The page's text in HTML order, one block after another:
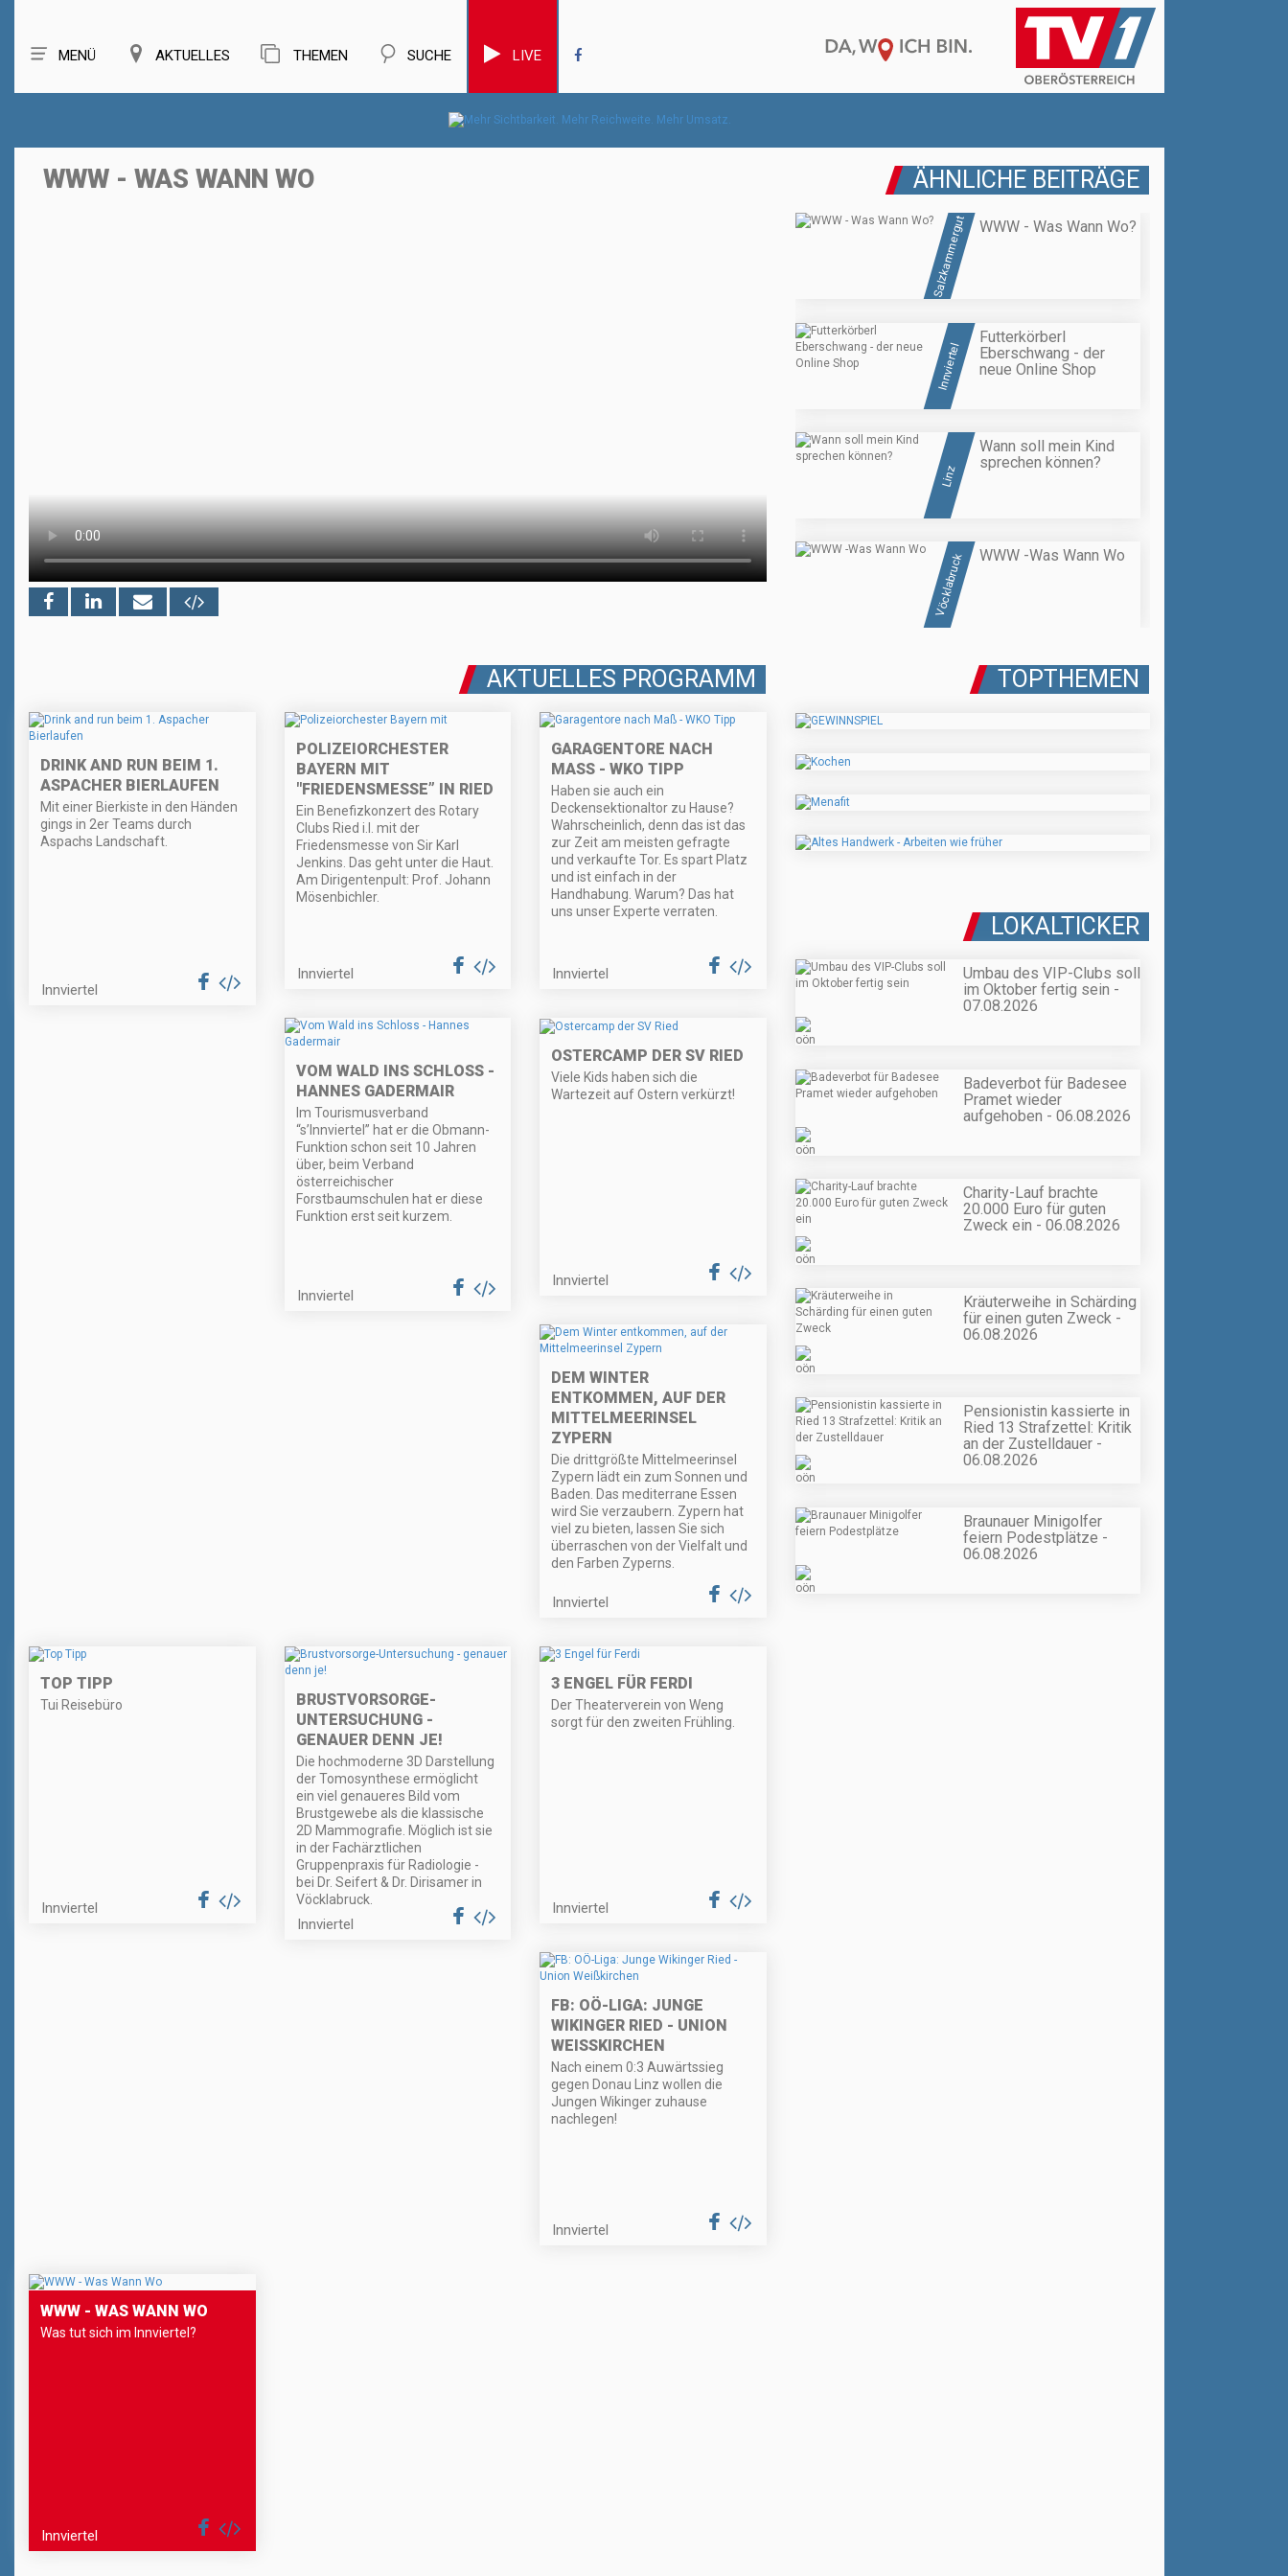
MENÜ AKTUELLES THEMEN SUCHE LIVE
WWW - WAS WANN WO ÄHNLICHE BEITRÄGE
Salzkammergut WWW - Was Wann Wo?
Innviertel
Futterkörberl
Eberschwang - der
neue Online Shop
Linz
Wann soll mein Kind
sprechen können?
Vöcklabruck WWW -Was Wann Wo
AKTUELLES PROGRAMM
DRINK AND RUN BEIM 1.
ASPACHER BIERLAUFEN
Mit einer Bierkiste in den Händen
gings in 2er Teams durch
Aspachs Landschaft.
Innviertel
POLIZEIORCHESTER
BAYERN MIT
"FRIEDENSMESSE” IN RIED
Ein Benefizkonzert des Rotary
Clubs Ried i.I. mit der
Friedensmesse von Sir Karl
Jenkins. Das geht unter die Haut.
Am Dirigentenpult: Prof. Johann
Mösenbichler.
Innviertel
GARAGENTORE NACH
MASS - WKO TIPP
Haben sie auch ein
Deckensektionaltor zu Hause?
Wahrscheinlich, denn das ist das
zur Zeit am meisten gefragte
und verkaufte Tor. Es spart Platz
und ist einfach in der
Handhabung. Warum? Das hat
uns unser Experte verraten.
Innviertel
VOM WALD INS SCHLOSS -
HANNES GADERMAIR
Im Tourismusverband
“s’Innviertel” hat er die Obmann-
Funktion schon seit 10 Jahren
über, beim Verband
österreichischer
Forstbaumschulen hat er diese
Funktion erst seit kurzem.
Innviertel
OSTERCAMP DER SV RIED
Viele Kids haben sich die
Wartezeit auf Ostern verkürzt!
Innviertel
DEM WINTER
ENTKOMMEN, AUF DER
MITTELMEERINSEL
ZYPERN
Die drittgrößte Mittelmeerinsel
Zypern lädt ein zum Sonnen und
Baden. Das mediterrane Essen
wird Sie verzaubern. Zypern hat
viel zu bieten, lassen Sie sich
überraschen von der Vielfalt und
den Farben Zyperns.
Innviertel
TOP TIPP
Tui Reisebüro
Innviertel
BRUSTVORSORGE-
UNTERSUCHUNG -
GENAUER DENN JE!
Die hochmoderne 3D Darstellung
der Tomosynthese ermöglicht
ein viel genaueres Bild vom
Brustgewebe als die klassische
2D Mammografie. Möglich ist sie
in der Fachärztlichen
Gruppenpraxis für Radiologie -
bei Dr. Seifert & Dr. Dirisamer in
Vöcklabruck.
Innviertel
3 ENGEL FÜR FERDI
Der Theaterverein von Weng
sorgt für den zweiten Frühling.
Innviertel
FB: OÖ-LIGA: JUNGE
WIKINGER RIED - UNION
WEISSKIRCHEN
Nach einem 0:3 Auwärtssieg
gegen Donau Linz wollen die
Jungen Wikinger zuhause
nachlegen!
Innviertel
WWW - WAS WANN WO
Was tut sich im Innviertel?
Innviertel
TOPTHEMEN
LOKALTICKER
Umbau des VIP-Clubs soll
im Oktober fertig sein -
07.08.2026
Badeverbot für Badesee
Pramet wieder
aufgehoben - 06.08.2026
Charity-Lauf brachte
20.000 Euro für guten
Zweck ein - 06.08.2026
Kräuterweihe in Schärding
für einen guten Zweck -
06.08.2026
Pensionistin kassierte in
Ried 13 Strafzettel: Kritik
an der Zustelldauer -
06.08.2026
Braunauer Minigolfer
feiern Podestplätze -
06.08.2026